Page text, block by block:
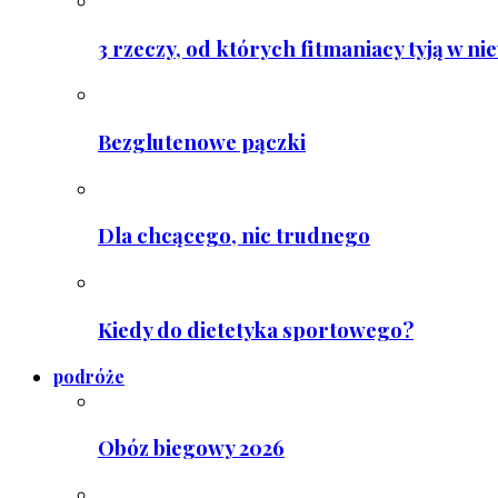
3 rzeczy, od których fitmaniacy tyją w
Bezglutenowe pączki
Dla chcącego, nic trudnego
Kiedy do dietetyka sportowego?
podróże
Obóz biegowy 2026